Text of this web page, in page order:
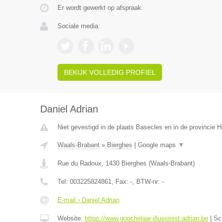
Er wordt gewerkt op afspraak.
Sociale media:
BEKIJK VOLLEDIG PROFIEL
Daniel Adrian
Niet gevestigd in de plaats Basecles en in de provincie
Waals-Brabant» Bierghes Google maps ▼
Rue du Radoux, 1430 Bierghes (Waals-Brabant)
Tel: 003225824861, Fax: -, BTW-nr: -
E-mail › Daniel Adrian
Website: https://www.goochelaar-illusionist-adrian.be|